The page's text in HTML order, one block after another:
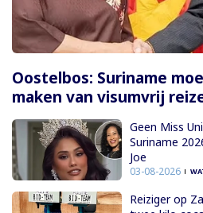
Oostelbos: Suriname
maken van visumvrij
Geen Miss
Suriname
Joe
03-08-2026
Reiziger op